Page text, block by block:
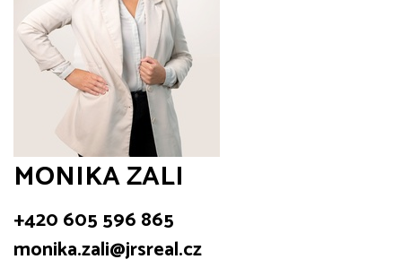
MONIKA ZALI
+420 605 596 865
monika.zali@jrsreal.cz